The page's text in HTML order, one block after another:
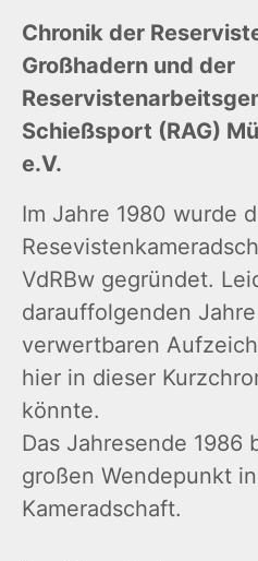
Chronik der
Großhadern und der
Schießsport (RAG)
e.V.
Im Jahre 1980 wurde
VdRBw gegründet.
darauffolgenden
verwertbaren
hier in dieser
könnte.
Das Jahresende 1986
großen Wendepunkt
Kameradschaft.